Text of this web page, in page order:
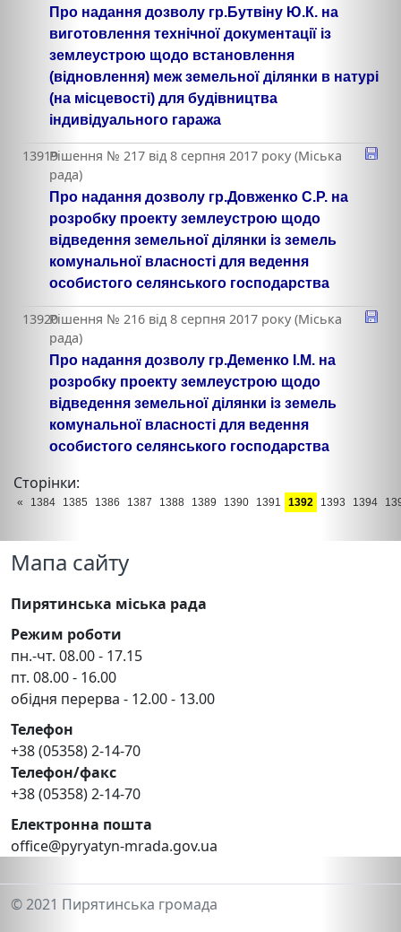
Про надання дозволу гр.Бутвіну Ю.К. на
виготовлення технічної документації із
землеустрою щодо встановлення
(відновлення) меж земельної ділянки в натурі
(на місцевості) для будівництва
індивідуального гаража
13919Рішення № 217 від 8 серпня 2017 року (Міська
рада)
Про надання дозволу гр.Довженко С.Р. на
розробку проекту землеустрою щодо
відведення земельної ділянки із земель
комунальної власності для ведення
особистого селянського господарства
13920Рішення № 216 від 8 серпня 2017 року (Міська
рада)
Про надання дозволу гр.Деменко І.М. на
розробку проекту землеустрою щодо
відведення земельної ділянки із земель
комунальної власності для ведення
особистого селянського господарства
Сторінки:
« 1384 1385 1386 1387 1388 1389 1390 1391 1392 1393 1394
Мапа сайту
Пирятинська міська рада
Режим роботи
пн.-чт. 08.00 - 17.15
пт. 08.00 - 16.00
обідня перерва - 12.00 - 13.00
Телефон
+38 (05358) 2-14-70
Телефон/факс
+38 (05358) 2-14-70
Електронна пошта
office@pyryatyn-mrada.gov.ua
© 2021 Пирятинська громада